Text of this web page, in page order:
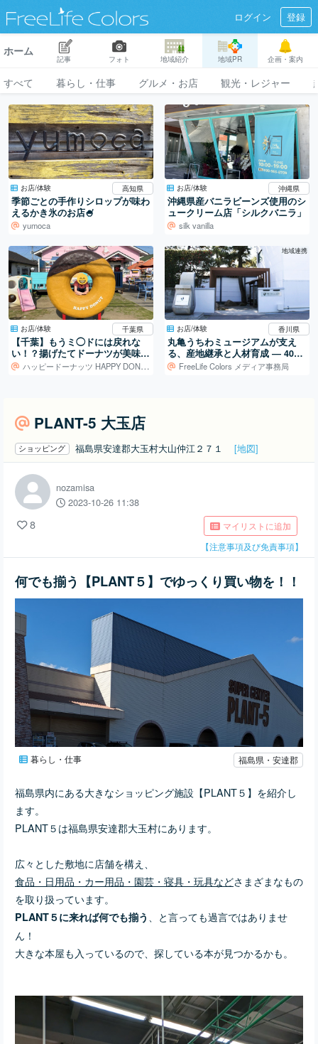
ログイン 登録
ホーム
記事 フォト 地域紹介 地域PR 企画・案内
すべて 暮らし・仕事 グルメ・お店 観光・レジャー
お店/体験 高知県
季節ごとの手作りシロップが味わ
えるかき氷のお店🍧
yumoca
お店/体験 沖縄県
沖縄県産バニラビーンズ使用のシ
ュークリーム店「シルクバニラ」
silk vanilla
お店/体験 千葉県
【千葉】もうミ◯ドには戻れな
い！？揚げたてドーナツが美味し
すぎた♪『HAPPY DONUT』
ハッピードーナッツ HAPPY DONUT
地域連携
お店/体験 香川県
丸亀うちわミュージアムが支え
る、産地継承と人材育成 ― 400
年続く地場産業を、次の世代へ
FreeLife Colors メディア事務局
PLANT-5 大玉店
ショッピング 福島県安達郡大玉村大山仲江２７１ [地図]
nozamisa
2023-10-26 11:38
8
マイリストに追加
【注意事項及び免責事項】
何でも揃う【PLANT５】でゆっくり買い物を！！
暮らし・仕事 福島県・安達郡
福島県内にある大きなショッピング施設【PLANT５】を紹介し
ます。
PLANT５は福島県安達郡大玉村にあります。
広々とした敷地に店舗を構え、
食品・日用品・カー用品・園芸・寝具・玩具などさまざまなもの
を取り扱っています。
PLANT５に来れば何でも揃う
、と言っても過言ではありませ
ん！
大きな本屋も入っているので、探している本が見つかるかも。